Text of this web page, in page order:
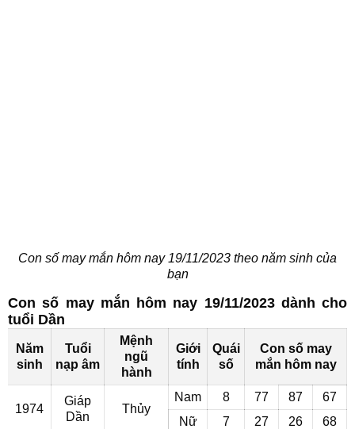
Con số may mắn hôm nay 19/11/2023 theo năm sinh của
bạn
Con số may mắn hôm nay 19/11/2023 dành cho
tuổi Dần
Năm
sinh
Tuổi
nạp âm
Mệnh
ngũ
hành
Giới
tính
Quái
số
Con số may
mắn hôm nay
1974
Giáp
Dần
Thủy
Nam 8 77 87
67
Nữ
7 27 26 68